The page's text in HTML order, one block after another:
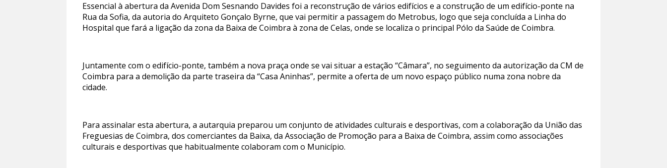
Essencial à abertura da Avenida Dom Sesnando Davides foi a reconstrução de vários edifícios e a construção de um edifício-ponte na
Rua da Sofia, da autoria do Arquiteto Gonçalo Byrne, que vai permitir a passagem do Metrobus, logo que seja concluída a Linha do
Hospital que fará a ligação da zona da Baixa de Coimbra à zona de Celas, onde se localiza o principal Pólo da Saúde de Coimbra.
Juntamente com o edifício-ponte, também a nova praça onde se vai situar a estação “Câmara”, no seguimento da autorização da CM de
Coimbra para a demolição da parte traseira da “Casa Aninhas”, permite a oferta de um novo espaço público numa zona nobre da
cidade.
Para assinalar esta abertura, a autarquia preparou um conjunto de atividades culturais e desportivas, com a colaboração da União das
Freguesias de Coimbra, dos comerciantes da Baixa, da Associação de Promoção para a Baixa de Coimbra, assim como associações
culturais e desportivas que habitualmente colaboram com o Município.